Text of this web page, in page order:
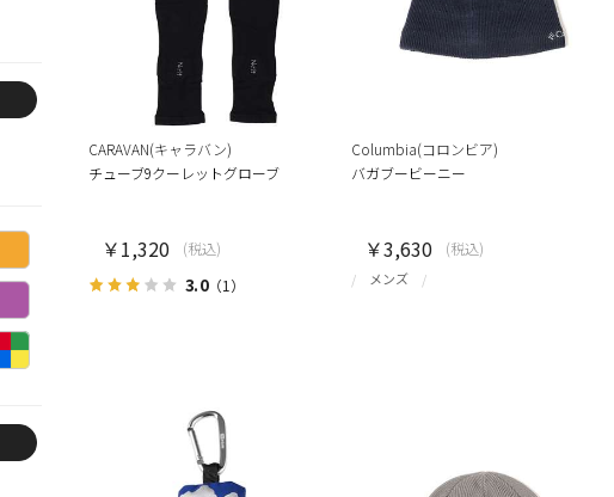
CARAVAN(キャラバン)
チューブ9クーレットグローブ
3.0（1）
￥1,320 (税込)
Columbia(コロンビア)
バガブービーニー
メンズ
￥3,630 (税込)